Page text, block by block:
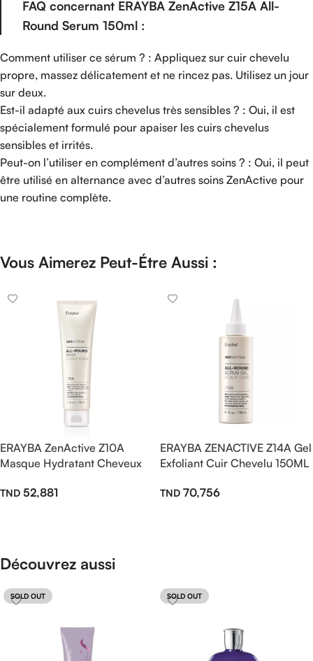
FAQ concernant ERAYBA ZenActive Z15A All-
Round Serum 150ml :
Comment utiliser ce sérum ? : Appliquez sur cuir chevelu
propre, massez délicatement et ne rincez pas. Utilisez un jour
sur deux.
Est-il adapté aux cuirs chevelus très sensibles ? : Oui, il est
spécialement formulé pour apaiser les cuirs chevelus
sensibles et irrités.
Peut-on l’utiliser en complément d’autres soins ? : Oui, il peut
être utilisé en alternance avec d’autres soins ZenActive pour
une routine complète.
Vous Aimerez Peut-Étre Aussi :
ERAYBA ZenActive Z10A
Masque Hydratant Cheveux
52,881
ERAYBA ZENACTIVE Z14A Gel
Exfoliant Cuir Chevelu 150ML
Équilibre Naturel
70,756
Découvrez aussi
SOLD OUT SOLD OUT